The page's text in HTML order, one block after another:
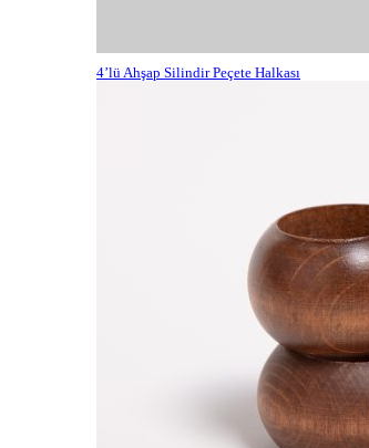
4’lü Ahşap Silindir Peçete Halkası